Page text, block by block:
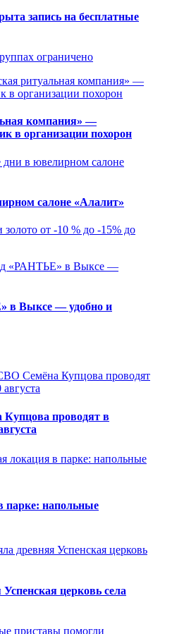
запись на бесплатные
ограничено
компания» —
в организации похорон
салоне «Алалит»
от -10 % до -15% до
в Выксе — удобно и
проводят в
парке: напольные
церковь села